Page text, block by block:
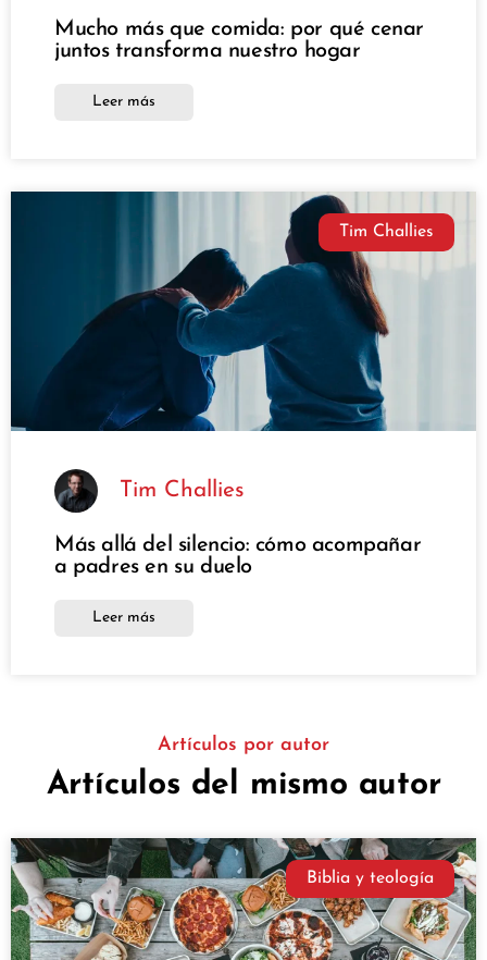
Mucho más que comida: por qué cenar
juntos transforma nuestro hogar
Leer más
Tim Challies
Tim Challies
Más allá del silencio: cómo acompañar
a padres en su duelo
Leer más
Artículos por autor
Artículos del mismo autor
Biblia y teología